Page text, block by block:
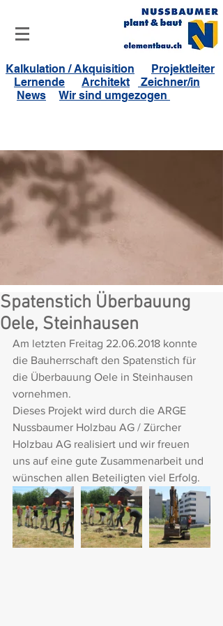
Kalkulation / Akquisition
Projektleiter
Lernende
Architekt
Zeichner/in
News
Wir sind umgezogen
Spatenstich Überbauung
Oele, Steinhausen
Am letzten Freitag 22.06.2018 konnte
die Bauherrschaft den Spatenstich für
die Überbauung Oele in Steinhausen
vornehmen.
Dieses Projekt wird durch die ARGE
Nussbaumer Holzbau AG / Zürcher
Holzbau AG realisiert und wir freuen
uns auf eine gute Zusammenarbeit und
wünschen allen Beteiligten viel Erfolg.